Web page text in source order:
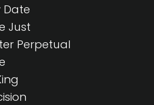
Date
Just
Perpetual